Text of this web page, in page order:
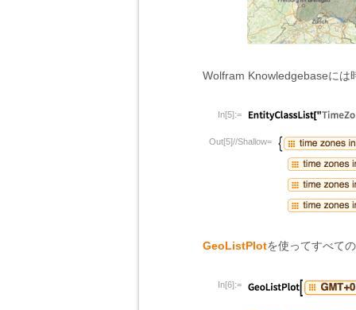
Wolfram Knowledgebaseには
In[5]:=
Out[5]//Shallow=
GeoListPlotを使ってすべて
In[6]:=